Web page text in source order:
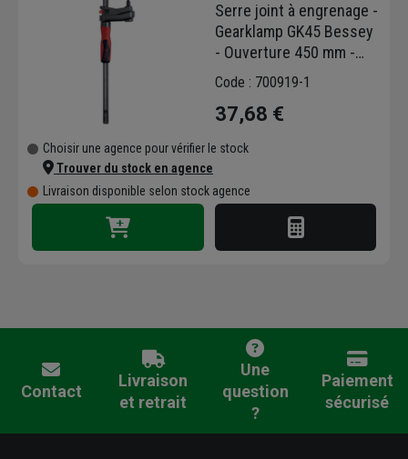
Serre joint à engrenage -
Gearklamp GK45 Bessey
- Ouverture 450 mm -
Saillie 60 mm
Code : 700919-1
37,68 €
Choisir une agence pour vérifier le stock
Trouver du stock en agence
Livraison disponible selon stock agence
Contact
Livraison
et retrait
Une
question
?
Paiement
sécurisé